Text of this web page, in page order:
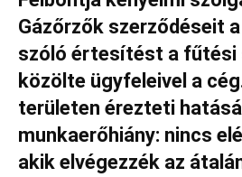
Gázőrzők szerződéseit
szóló értesítést a fűtési
közölte ügyfeleivel a
területen érezteti
munkaerőhiány: nincs
akik elvégezzék az